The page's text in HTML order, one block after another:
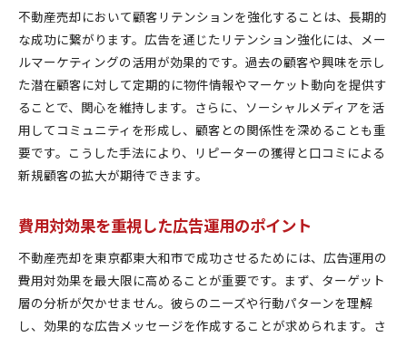
不動産売却において顧客リテンションを強化することは、長期的
な成功に繋がります。広告を通じたリテンション強化には、メー
ルマーケティングの活用が効果的です。過去の顧客や興味を示し
た潜在顧客に対して定期的に物件情報やマーケット動向を提供す
ることで、関心を維持します。さらに、ソーシャルメディアを活
用してコミュニティを形成し、顧客との関係性を深めることも重
要です。こうした手法により、リピーターの獲得と口コミによる
新規顧客の拡大が期待できます。
費用対効果を重視した広告運用のポイント
不動産売却を東京都東大和市で成功させるためには、広告運用の
費用対効果を最大限に高めることが重要です。まず、ターゲット
層の分析が欠かせません。彼らのニーズや行動パターンを理解
し、効果的な広告メッセージを作成することが求められます。さ